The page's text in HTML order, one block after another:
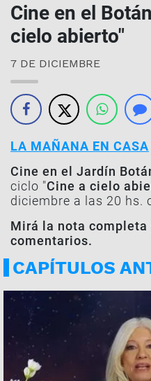
Cine en el
cielo abierto"
7 DE DICIEMBRE
LA MAÑANA EN CASA
Cine en el Jardín
ciclo "Cine a cielo
diciembre a las 20 hs.
Mirá la nota
comentarios.
CAPÍTULOS